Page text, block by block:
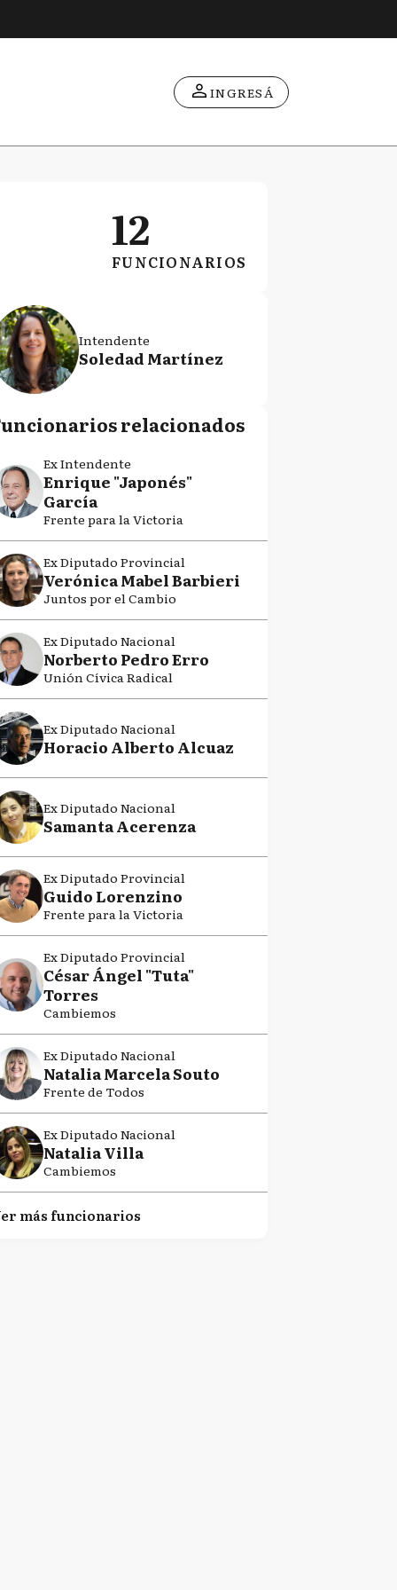
INGRESÁ
12
FUNCIONARIOS
Intendente
Soledad Martínez
relacionados
Ex Intendente
Enrique "Japonés"
García
Frente para la Victoria
Ex Diputado Provincial
Verónica Mabel Barbieri
Juntos por el Cambio
Ex Diputado Nacional
Norberto Pedro Erro
Unión Cívica Radical
Ex Diputado Nacional
Horacio Alberto Alcuaz
Ex Diputado Nacional
Samanta Acerenza
Ex Diputado Provincial
Guido Lorenzino
Frente para la Victoria
Ex Diputado Provincial
César Ángel "Tuta"
Torres
Cambiemos
Ex Diputado Nacional
Natalia Marcela Souto
Frente de Todos
Ex Diputado Nacional
Natalia Villa
Cambiemos
más funcionarios